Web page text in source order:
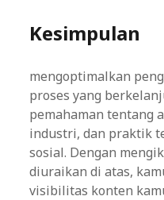
Kesimpulan
mengoptimalkan
proses yang
pemahaman tentang
industri, dan praktik
sosial. Dengan
diuraikan di atas,
visibilitas konten